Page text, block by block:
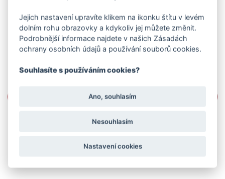
Jejich nastavení upravíte klikem na ikonku štítu v levém
dolním rohu obrazovky a kdykoliv jej můžete změnit.
Podrobnější informace najdete v našich Zásadách
ochrany osobních údajů a používání souborů cookies.
Souhlasíte s používáním cookies?
Ano, souhlasím
Nesouhlasím
Nastavení cookies